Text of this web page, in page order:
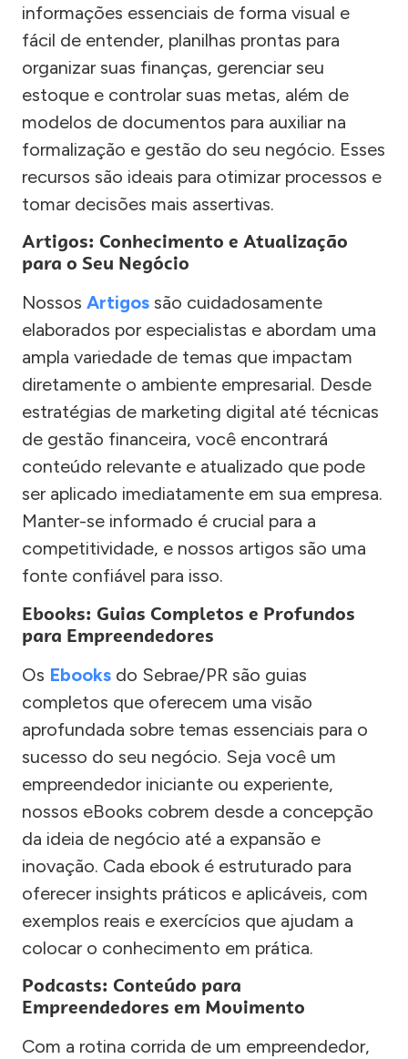
informações essenciais de forma visual e
fácil de entender, planilhas prontas para
organizar suas finanças, gerenciar seu
estoque e controlar suas metas, além de
modelos de documentos para auxiliar na
formalização e gestão do seu negócio. Esses
recursos são ideais para otimizar processos e
tomar decisões mais assertivas.
Artigos: Conhecimento e Atualização
para o Seu Negócio
Nossos Artigos são cuidadosamente
elaborados por especialistas e abordam uma
ampla variedade de temas que impactam
diretamente o ambiente empresarial. Desde
estratégias de marketing digital até técnicas
de gestão financeira, você encontrará
conteúdo relevante e atualizado que pode
ser aplicado imediatamente em sua empresa.
Manter-se informado é crucial para a
competitividade, e nossos artigos são uma
fonte confiável para isso.
Ebooks: Guias Completos e Profundos
para Empreendedores
Os Ebooks do Sebrae/PR são guias
completos que oferecem uma visão
aprofundada sobre temas essenciais para o
sucesso do seu negócio. Seja você um
empreendedor iniciante ou experiente,
nossos eBooks cobrem desde a concepção
da ideia de negócio até a expansão e
inovação. Cada ebook é estruturado para
oferecer insights práticos e aplicáveis, com
exemplos reais e exercícios que ajudam a
colocar o conhecimento em prática.
Podcasts: Conteúdo para
Empreendedores em Movimento
Com a rotina corrida de um empreendedor,